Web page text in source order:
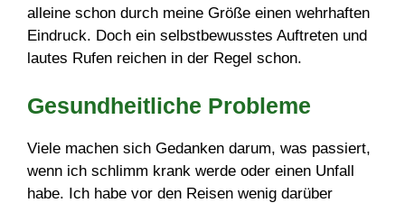
alleine schon durch meine Größe einen wehrhaften
Eindruck. Doch ein selbstbewusstes Auftreten und
lautes Rufen reichen in der Regel schon.
Gesundheitliche Probleme
Viele machen sich Gedanken darum, was passiert,
wenn ich schlimm krank werde oder einen Unfall
habe. Ich habe vor den Reisen wenig darüber